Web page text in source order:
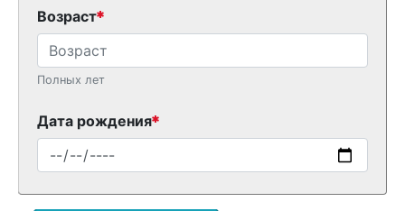
Возраст
Полных лет
Дата рождения